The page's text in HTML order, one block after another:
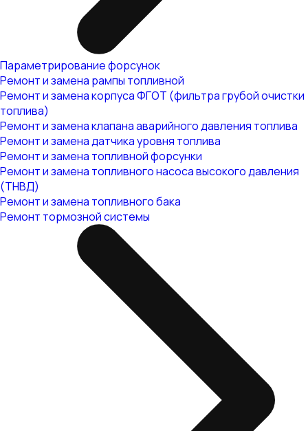
Параметрирование форсунок
Ремонт и замена рампы топливной
Ремонт и замена корпуса ФГОТ (фильтра грубой очистки
топлива)
Ремонт и замена клапана аварийного давления топлива
Ремонт и замена датчика уровня топлива
Ремонт и замена топливной форсунки
Ремонт и замена топливного насоса высокого давления
(ТНВД)
Ремонт и замена топливного бака
Ремонт тормозной системы